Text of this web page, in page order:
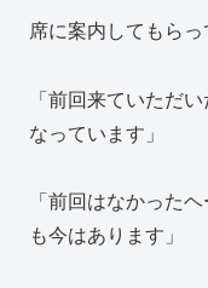
席に案内してもら
「前回来ていただ
なっています」
「前回はなかった
も今はあります」